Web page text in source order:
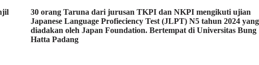
30 orang Taruna dari jurusan TKPI dan NKPI mengikuti ujian
Japanese Language Profieciency Test (JLPT) N5 tahun 2024 yang
diadakan oleh Japan Foundation. Bertempat di Universitas Bung
Hatta Padang